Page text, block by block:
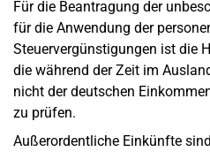
Für die Beantragung der
für die Anwendung der
Steuervergünstigungen ist die
die während der Zeit im
nicht der deutschen
zu prüfen.
Außerordentliche Einkünfte